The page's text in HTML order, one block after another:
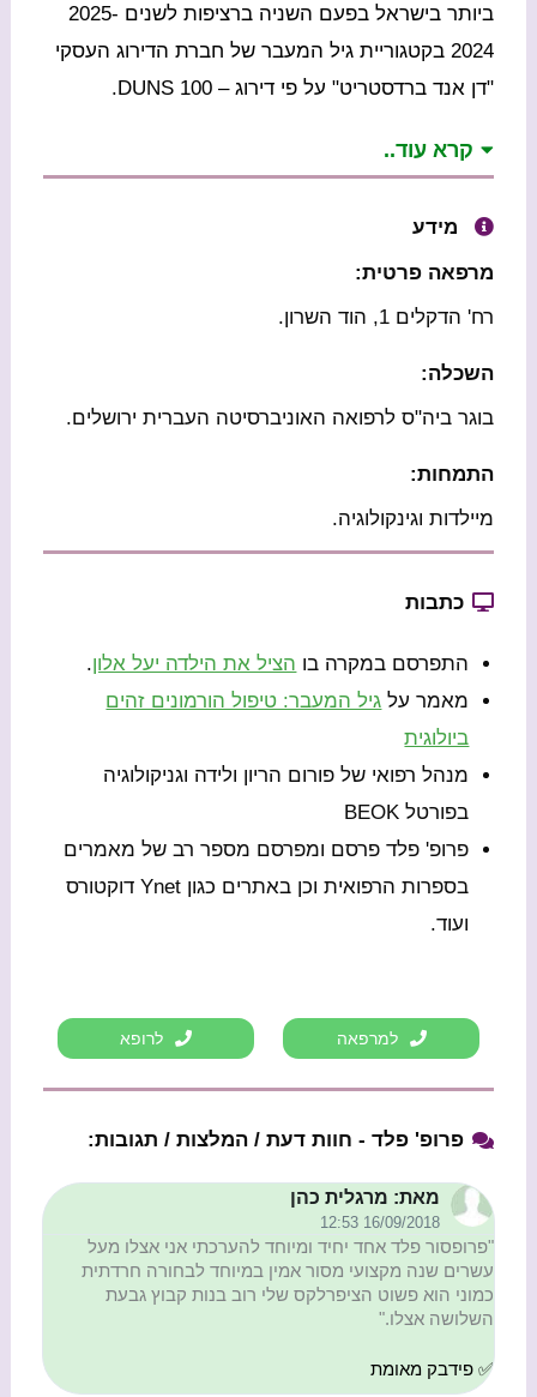
ביותר בישראל בפעם השניה ברציפות לשנים 2025-
2024 בקטגוריית גיל המעבר של חברת הדירוג העסקי
"דן אנד ברדסטריט" על פי דירוג – DUNS 100.
קרא עוד..
מידע
מרפאה פרטית:
רח' הדקלים 1, הוד השרון.
השכלה:
בוגר ביה"ס לרפואה האוניברסיטה העברית ירושלים.
התמחות:
מיילדות וגינקולוגיה.
כתבות
התפרסם במקרה בו הציל את הילדה יעל אלון.
מאמר על גיל המעבר: טיפול הורמונים זהים
ביולוגית
מנהל רפואי של פורום הריון ולידה וגניקולוגיה
בפורטל BEOK
פרופ' פלד פרסם ומפרסם מספר רב של מאמרים
בספרות הרפואית וכן באתרים כגון Ynet דוקטורס
ועוד.
למרפאה לרופא
פרופ' פלד - חוות דעת / המלצות / תגובות:
מאת: מרגלית כהן
16/09/2018 12:53
"פרופסור פלד אחד יחיד ומיוחד להערכתי אני אצלו מעל
עשרים שנה מקצועי מסור אמין במיוחד לבחורה חרדתית
כמוני הוא פשוט הציפרלקס שלי רוב בנות קבוץ גבעת
השלושה אצלו."
✅ פידבק מאומת